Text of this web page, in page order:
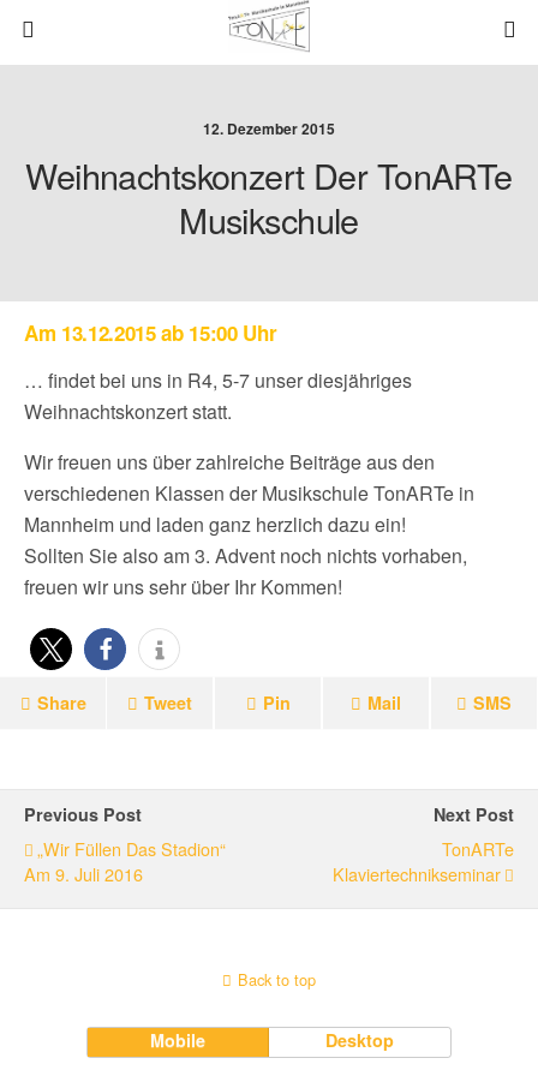
12. Dezember 2015
Weihnachtskonzert Der TonARTe
Musikschule
Am 13.12.2015 ab 15:00 Uhr
… findet bei uns in R4, 5-7 unser diesjähriges
Weihnachtskonzert statt.
Wir freuen uns über zahlreiche Beiträge aus den
verschiedenen Klassen der Musikschule TonARTe in
Mannheim und laden ganz herzlich dazu ein!
Sollten Sie also am 3. Advent noch nichts vorhaben,
freuen wir uns sehr über Ihr Kommen!
Share Tweet Pin Mail SMS
Previous Post
„Wir Füllen Das Stadion“
Am 9. Juli 2016
Next Post
TonARTe
Klaviertechnikseminar
Back to top
Mobile Desktop